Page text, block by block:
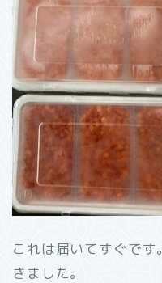
これは届いてすぐで
きました。